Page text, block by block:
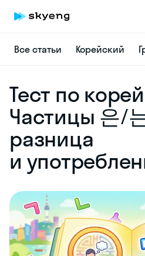
Все статьи Корейский
Тест по
Частицы 은/
разница
и
online